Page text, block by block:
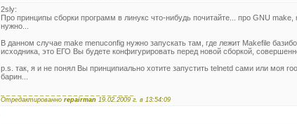
2sly:
Про принципы сборки программ в линукс что-нибудь почитайте... про GNU make,
нужно...
В данном случае make menuconfig нужно запускать там, где лежит Makefile
исходника, это ЕГО Вы будете конфигурировать перед новой сборкой,
p.s. так, я и не понял Вы принципиально хотите запустить telnetd сами или моя
барин...
Отредактированно repairman 19.02.2009 г. в 13:54:09